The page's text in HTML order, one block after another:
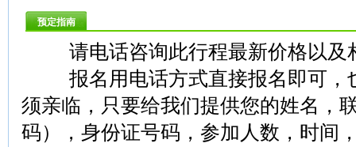
预定指南
请电话咨询此行程最新价格以及
报名用电话方式直接报名即可，
须亲临，只要给我们提供您的姓名，
码），身份证号码，参加人数，时间